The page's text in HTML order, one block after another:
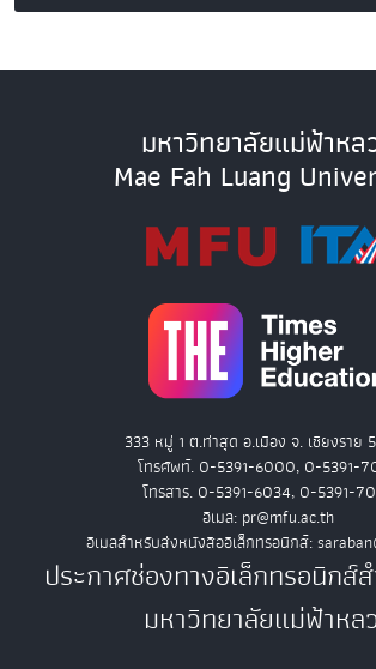
มหาวิทยาลัยแม่ฟ้าหล
Mae Fah Luang
333 หมู่ 1 ต.ท่าสุด อ.เมือง จ. เชียงราย
โทรศัพท์. 0-5391-6000, 0-5391-
โทรสาร. 0-5391-6034, 0-5391-
อีเมล: pr@mfu.ac.th
อีเมลสำหรับส่งหนังสืออิเล็กทรอนิกส์:
ประกาศช่องทางอิเล็กทรอนิกส์
มหาวิทยาลัยแม่ฟ้าหล